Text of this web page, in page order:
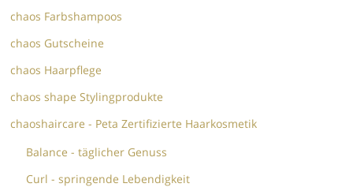
chaos Farbshampoos
chaos Gutscheine
chaos Haarpflege
chaos shape Stylingprodukte
chaoshaircare - Peta Zertifizierte Haarkosmetik
Balance - täglicher Genuss
Curl - springende Lebendigkeit